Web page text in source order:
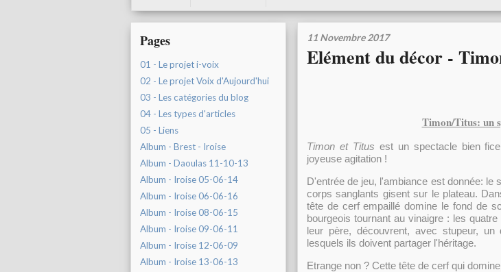
Pages
01 - Le projet i-voix
02 - Le projet Voix d'Aujourd'hui
03 - Les catégories du blog
04 - Les types d'articles
05 - Liens
Album - Brest - Iroise
Album - Daoulas 11-10-13
Album - Iroise 05-06-14
Album - Iroise 06-06-16
Album - Iroise 08-06-15
Album - Iroise 09-06-11
Album - Iroise 12-06-09
Album - Iroise 13-06-13
11 Novembre 2017
Elément du décor -
Timon/Titus: un
Timon et Titus est un spectacle bien
joyeuse agitation !
D'entrée de jeu, l'ambiance est donnée:
corps sanglants gisent sur le plateau.
tête de cerf empaillé domine le fond de
bourgeois tournant au vinaigre : les
leur père, découvrent, avec stupeur,
lesquels ils doivent partager l'héritage.
Etrange non ? Cette tête de cerf qui